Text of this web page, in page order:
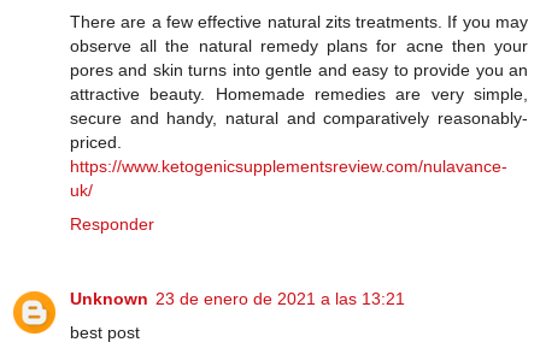
There are a few effective natural zits treatments. If you may
observe all the natural remedy plans for acne then your
pores and skin turns into gentle and easy to provide you an
attractive beauty. Homemade remedies are very simple,
secure and handy, natural and comparatively reasonably-
priced.
https://www.ketogenicsupplementsreview.com/nulavance-
uk/
Responder
Unknown 23 de enero de 2021 a las 13:21
best post